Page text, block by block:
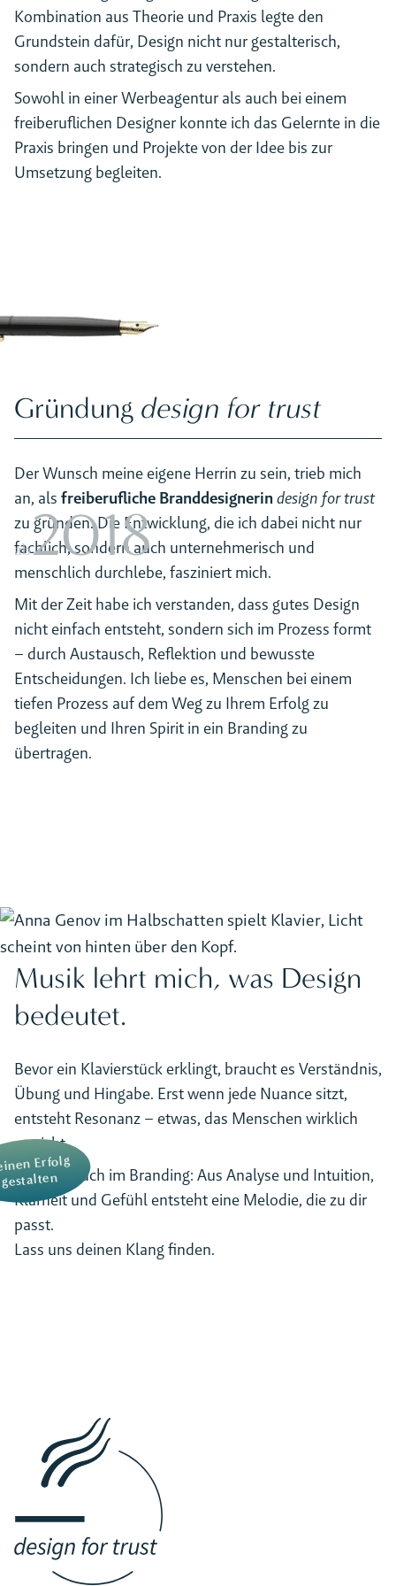
Kombination aus Theorie und Praxis legte den
Grundstein dafür, Design nicht nur gestalterisch,
sondern auch strategisch zu verstehen.
Sowohl in einer Werbeagentur als auch bei einem
freiberuflichen Designer konnte ich das Gelernte in die
Praxis bringen und Projekte von der Idee bis zur
Umsetzung begleiten.
Gründung design for trust
Der Wunsch meine eigene Herrin zu sein, trieb mich
an, als freiberufliche Branddesignerindesign for trust
zu gründen. Die Entwicklung, die ich dabei nicht nur
fachlich, sondern auch unternehmerisch und
menschlich durchlebe, fasziniert mich.
Mit der Zeit habe ich verstanden, dass gutes Design
nicht einfach entsteht, sondern sich im Prozess formt
– durch Austausch, Reflektion und bewusste
Entscheidungen. Ich liebe es, Menschen bei einem
tiefen Prozess auf dem Weg zu Ihrem Erfolg zu
begleiten und Ihren Spirit in ein Branding zu
übertragen.
ab2018
Erfolg
gestalten
Musik lehrt mich, was Design
bedeutet.
Bevor ein Klavierstück erklingt, braucht es Verständnis,
Übung und Hingabe. Erst wenn jede Nuance sitzt,
entsteht Resonanz – etwas, das Menschen wirklich
erreicht.
So ist es auch im Branding: Aus Analyse und Intuition,
Klarheit und Gefühl entsteht eine Melodie, die zu dir
passt.
Lass uns deinen Klang finden.